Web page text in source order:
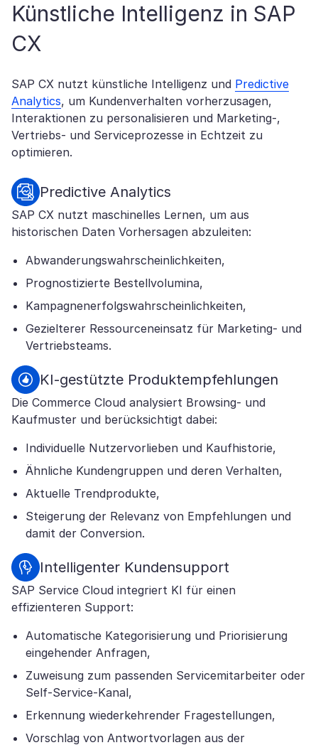
Künstliche Intelligenz in SAP
CX
SAP CX nutzt künstliche Intelligenz und Predictive
Analytics, um Kundenverhalten vorherzusagen,
Interaktionen zu personalisieren und Marketing-,
Vertriebs- und Serviceprozesse in Echtzeit zu
optimieren.
Predictive Analytics
SAP CX nutzt maschinelles Lernen, um aus
historischen Daten Vorhersagen abzuleiten:
Abwanderungswahrscheinlichkeiten,
Prognostizierte Bestellvolumina,
Kampagnenerfolgswahrscheinlichkeiten,
Gezielterer Ressourceneinsatz für Marketing- und
Vertriebsteams.
KI-gestützte Produktempfehlungen
Die Commerce Cloud analysiert Browsing- und
Kaufmuster und berücksichtigt dabei:
Individuelle Nutzervorlieben und Kaufhistorie,
Ähnliche Kundengruppen und deren Verhalten,
Aktuelle Trendprodukte,
Steigerung der Relevanz von Empfehlungen und
damit der Conversion.
Intelligenter Kundensupport
SAP Service Cloud integriert KI für einen
effizienteren Support:
Automatische Kategorisierung und Priorisierung
eingehender Anfragen,
Zuweisung zum passenden Servicemitarbeiter oder
Self-Service-Kanal,
Erkennung wiederkehrender Fragestellungen,
Vorschlag von Antwortvorlagen aus der